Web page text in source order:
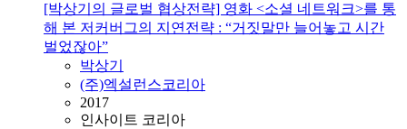
[박상기의 글로벌 협상전략] 영화 <소셜 네트워크>를 통
해 본 저커버그의 지연전략 : “거짓말만 늘어놓고 시간
벌었잖아”
박상기
(주)엑설런스코리아
2017
인사이트 코리아